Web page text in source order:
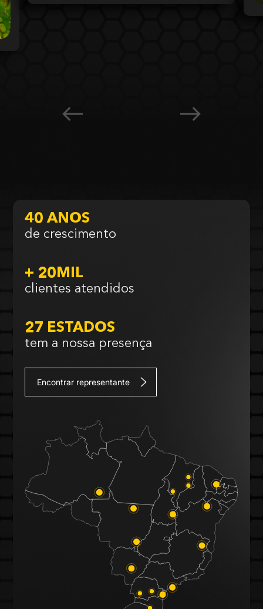
40 ANOS
de crescimento
+ 20MIL
clientes atendidos
27 ESTADOS
tem a nossa presença
Encontrar representante